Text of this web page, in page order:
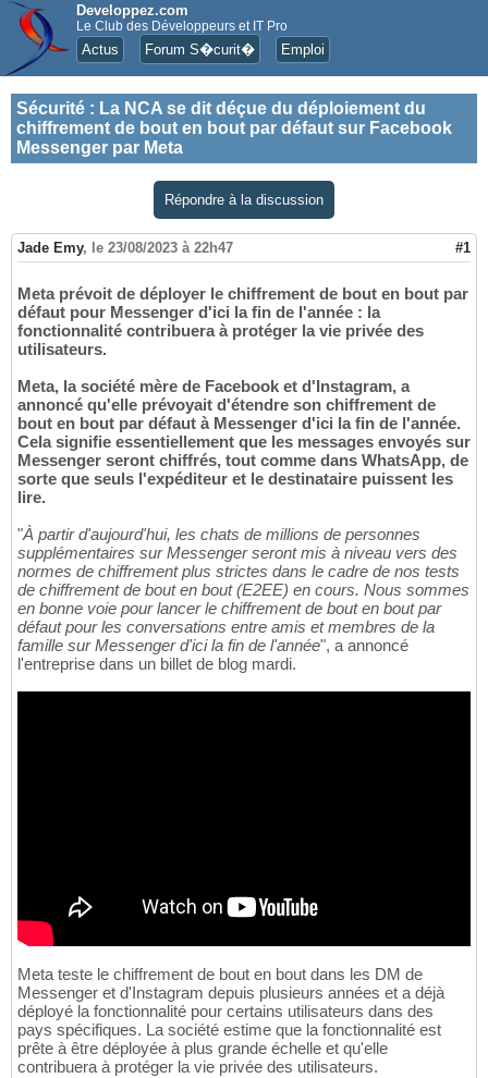
Developpez.com
Le Club des Développeurs et IT Pro
Actus Forum S�curit� Emploi
Sécurité : La NCA se dit déçue du déploiement du
chiffrement de bout en bout par défaut sur Facebook
Messenger par Meta
Répondre à la discussion
Jade Emy, le 23/08/2023 à 22h47 #1
Meta prévoit de déployer le chiffrement de bout en bout par
défaut pour Messenger d'ici la fin de l'année : la
fonctionnalité contribuera à protéger la vie privée des
utilisateurs.
Meta, la société mère de Facebook et d'Instagram, a
annoncé qu'elle prévoyait d'étendre son chiffrement de
bout en bout par défaut à Messenger d'ici la fin de l'année.
Cela signifie essentiellement que les messages envoyés sur
Messenger seront chiffrés, tout comme dans WhatsApp, de
sorte que seuls l'expéditeur et le destinataire puissent les
lire.
"À partir d'aujourd'hui, les chats de millions de personnes
supplémentaires sur Messenger seront mis à niveau vers des
normes de chiffrement plus strictes dans le cadre de nos tests
de chiffrement de bout en bout (E2EE) en cours. Nous sommes
en bonne voie pour lancer le chiffrement de bout en bout par
défaut pour les conversations entre amis et membres de la
famille sur Messenger d'ici la fin de l'année", a annoncé
l'entreprise dans un billet de blog mardi.
Meta teste le chiffrement de bout en bout dans les DM de
Messenger et d'Instagram depuis plusieurs années et a déjà
déployé la fonctionnalité pour certains utilisateurs dans des
pays spécifiques. La société estime que la fonctionnalité est
prête à être déployée à plus grande échelle et qu'elle
contribuera à protéger la vie privée des utilisateurs.